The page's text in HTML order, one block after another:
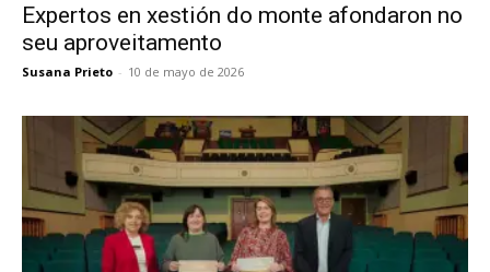
Expertos en xestión do monte afondaron no
seu aproveitamento
Susana Prieto - 10 de mayo de 2026